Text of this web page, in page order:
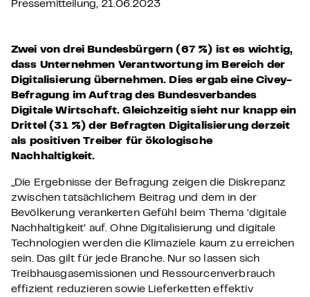
Pressemitteilung, 21.06.2023
Zwei von drei Bundesbürgern (67 %) ist es wichtig,
dass Unternehmen Verantwortung im Bereich der
Digitalisierung übernehmen. Dies ergab eine Civey-
Befragung im Auftrag des Bundesverbandes
Digitale Wirtschaft. Gleichzeitig sieht nur knapp ein
Drittel (31 %) der Befragten Digitalisierung derzeit
als positiven Treiber für ökologische
Nachhaltigkeit.
„Die Ergebnisse der Befragung zeigen die Diskrepanz
zwischen tatsächlichem Beitrag und dem in der
Bevölkerung verankerten Gefühl beim Thema ‘digitale
Nachhaltigkeit’ auf. Ohne Digitalisierung und digitale
Technologien werden die Klimaziele kaum zu erreichen
sein. Das gilt für jede Branche. Nur so lassen sich
Treibhausgasemissionen und Ressourcenverbrauch
effizient reduzieren sowie Lieferketten effektiv